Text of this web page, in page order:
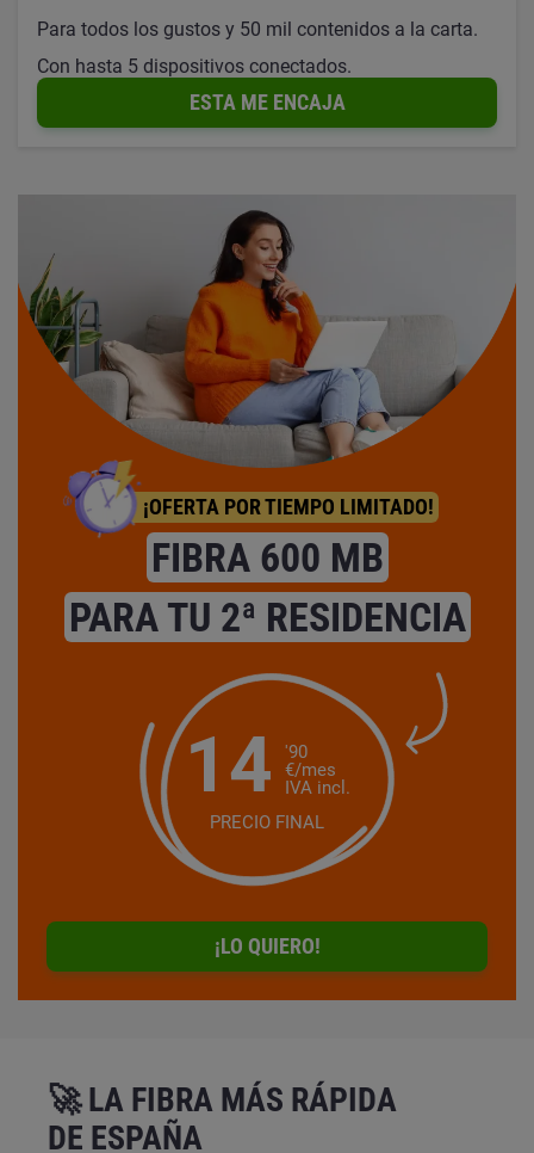
Para todos los gustos y 50 mil contenidos a la carta.
Con hasta 5 dispositivos conectados.
ESTA ME ENCAJA
¡OFERTA POR TIEMPO LIMITADO!
FIBRA 600 MB
PARA TU 2ª RESIDENCIA
14
'90
€/mes
IVA incl.
PRECIO FINAL
¡LO QUIERO!
🚀 LA FIBRA MÁS RÁPIDA
DE ESPAÑA